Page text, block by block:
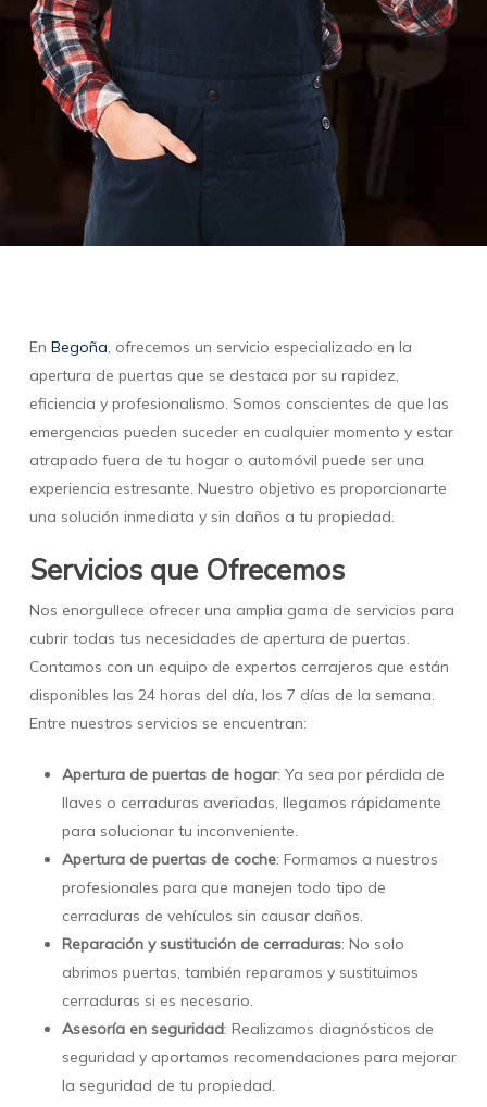
En Begoña, ofrecemos un servicio especializado en la
apertura de puertas que se destaca por su rapidez,
eficiencia y profesionalismo. Somos conscientes de que las
emergencias pueden suceder en cualquier momento y estar
atrapado fuera de tu hogar o automóvil puede ser una
experiencia estresante. Nuestro objetivo es proporcionarte
una solución inmediata y sin daños a tu propiedad.
Servicios que Ofrecemos
Nos enorgullece ofrecer una amplia gama de servicios para
cubrir todas tus necesidades de apertura de puertas.
Contamos con un equipo de expertos cerrajeros que están
disponibles las 24 horas del día, los 7 días de la semana.
Entre nuestros servicios se encuentran:
Apertura de puertas de hogar: Ya sea por pérdida de
llaves o cerraduras averiadas, llegamos rápidamente
para solucionar tu inconveniente.
Apertura de puertas de coche: Formamos a nuestros
profesionales para que manejen todo tipo de
cerraduras de vehículos sin causar daños.
Reparación y sustitución de cerraduras: No solo
abrimos puertas, también reparamos y sustituimos
cerraduras si es necesario.
Asesoría en seguridad: Realizamos diagnósticos de
seguridad y aportamos recomendaciones para mejorar
la seguridad de tu propiedad.